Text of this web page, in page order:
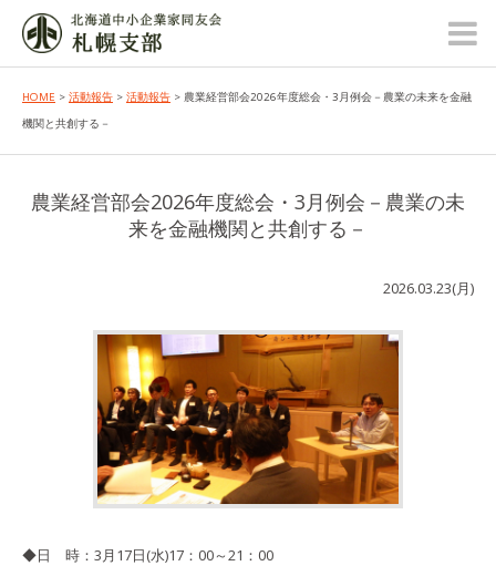
HOME > 活動報告 > 活動報告 > 農業経営部会2026年度総会・3月例会－農業の未来を金融
機関と共創する－
農業経営部会2026年度総会・3月例会－農業の未
来を金融機関と共創する－
2026.03.23(月)
◆日 時：3月17日(水)17：00～21：00